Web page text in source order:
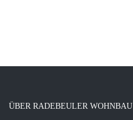
ÜBER RADEBEULER WOHNBAU